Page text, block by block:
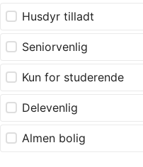
Husdyr tilladt
Seniorvenlig
Kun for studerende
Delevenlig
Almen bolig